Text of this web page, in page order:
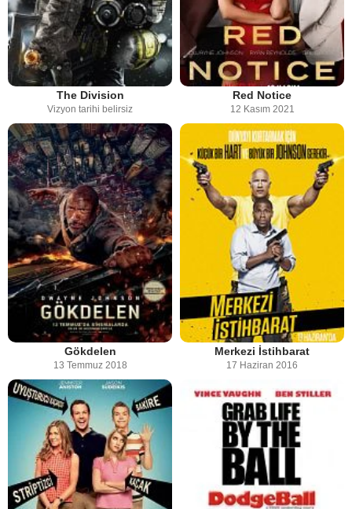
The Division
Vizyon tarihi belirsiz
Red Notice
12 Kasım 2021
Gökdelen
13 Temmuz 2018
Merkezi İstihbarat
17 Haziran 2016